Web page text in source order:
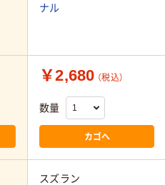
ナル
￥2,680 （税込）
数量
カゴへ
スズラン